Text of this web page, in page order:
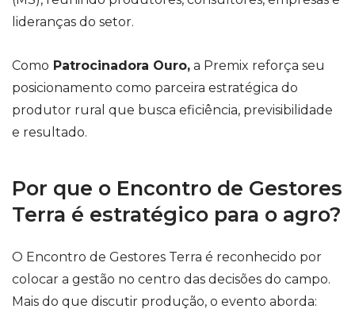
lideranças do setor.
Como Patrocinadora Ouro, a Premix reforça seu
posicionamento como parceira estratégica do
produtor rural que busca eficiência, previsibilidade
e resultado.
Por que o Encontro de Gestores
Terra é estratégico para o agro?
O Encontro de Gestores Terra é reconhecido por
colocar a gestão no centro das decisões do campo.
Mais do que discutir produção, o evento aborda: